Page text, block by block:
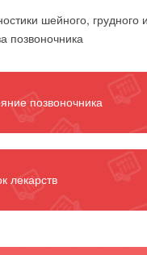
шейного, грудного
позвоночника
позвоночника
лекарств